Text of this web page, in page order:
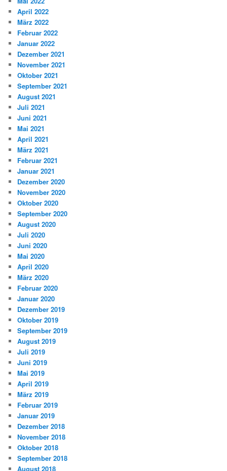
April 2022
März 2022
Februar 2022
Januar 2022
Dezember 2021
November 2021
Oktober 2021
September 2021
August 2021
Juli 2021
Juni 2021
Mai 2021
April 2021
März 2021
Februar 2021
Januar 2021
Dezember 2020
November 2020
Oktober 2020
September 2020
August 2020
Juli 2020
Juni 2020
Mai 2020
April 2020
März 2020
Februar 2020
Januar 2020
Dezember 2019
Oktober 2019
September 2019
August 2019
Juli 2019
Juni 2019
Mai 2019
April 2019
März 2019
Februar 2019
Januar 2019
Dezember 2018
November 2018
Oktober 2018
September 2018
August 2018